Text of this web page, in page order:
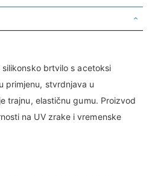
brtvilo s acetoksi
primjenu, stvrdnjava u
trajnu, elastičnu gumu. Proizvod
na UV zrake i vremenske